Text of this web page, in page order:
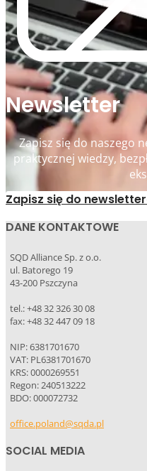
Newsletter
Zapisz się do naszego
praktycznej wiedzy,
Zapisz się do
DANE KONTAKTOWE
SQD Alliance Sp. z o.o.
ul. Batorego 19
43-200 Pszczyna
tel.: +48 32 326 30 08
fax: +48 32 447 09 18
NIP: 6381701670
VAT: PL6381701670
KRS: 0000269551
Regon: 240513222
BDO: 000072732
office.poland@sqda.pl
SOCIAL MEDIA